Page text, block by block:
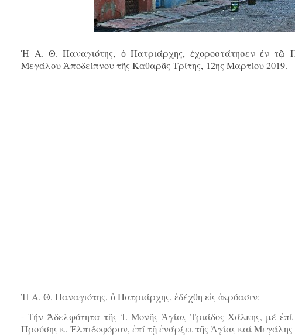
Ἡ Α. Θ. Παναγιότης, ὁ Πατριάρχης, ἐχοροστάτησεν ἐν τῷ
Μεγάλου Ἀποδείπνου τῆς Καθαρᾶς Τρίτης, 12ης Μαρτίου 2019.
Ἡ Α. Θ. Παναγιότης, ὁ Πατριάρχης, ἐδέχθη εἰς ἀκρόασιν:
- Τήν Ἀδελφότητα τῆς Ἱ. Μονῆς Ἁγίας Τριάδος Χάλκης, μέ
Προύσης κ. Ἐλπιδοφόρον, ἐπί τῇ ἐνάρξει τῆς Ἁγίας καί